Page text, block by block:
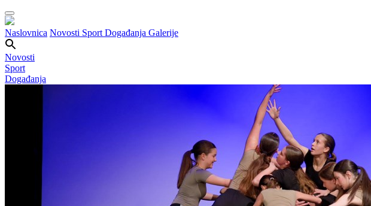
Naslovnica Novosti Sport Događanja Galerije
Novosti
Sport
Događanja